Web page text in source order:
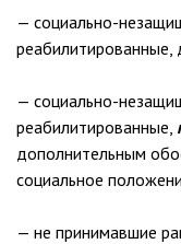
— социально-
— социально-
реабилитированные,
дополнительным
социальное
— не принимавшие